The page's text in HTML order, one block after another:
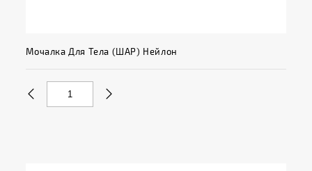
Мочалка Для Тела (ШАР) Нейлон